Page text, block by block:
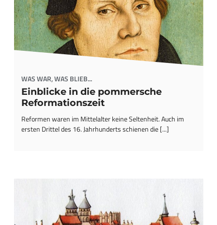
WAS WAR, WAS BLIEB...
Einblicke in die pommersche
Reformationszeit
Reformen waren im Mittelalter keine Seltenheit. Auch im
ersten Drittel des 16. Jahrhunderts schienen die [...]